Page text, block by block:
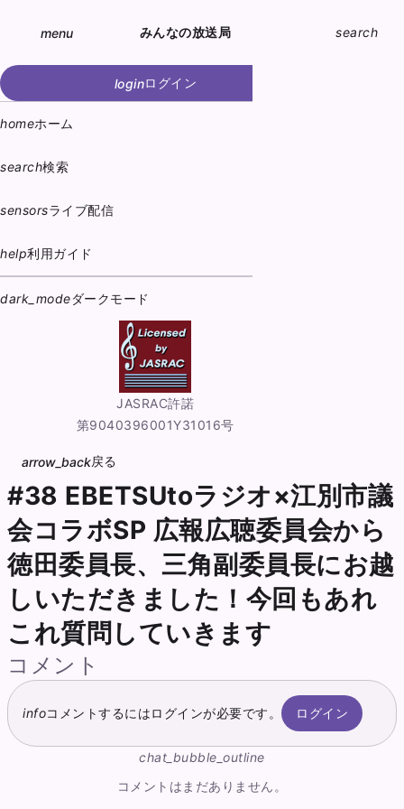
menu みんなの放送局 search
loginログイン
homeホーム
search検索
sensorsライブ配信
help利用ガイド
dark_modeダークモード
JASRAC許諾
第9040396001Y31016号
arrow_back戻る
#38 EBETSUtoラジオ×江別市議
会コラボSP 広報広聴委員会から
徳田委員長、三角副委員長にお越
しいただきました！今回もあれ
これ質問していきます
コメント
infoコメントするにはログインが必要です。 ログイン
chat_bubble_outline
コメントはまだありません。